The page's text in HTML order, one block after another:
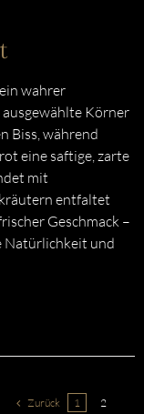
wahrer
ausgewählte Körner
Biss, während
eine saftige, zarte
mit
entfaltet
Geschmack –
Natürlichkeit und
Zurück 1 2